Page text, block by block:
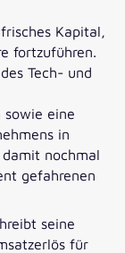
Kapital,
fortzuführen.
Tech- und
eine
in
nochmal
gefahrenen
seine
für